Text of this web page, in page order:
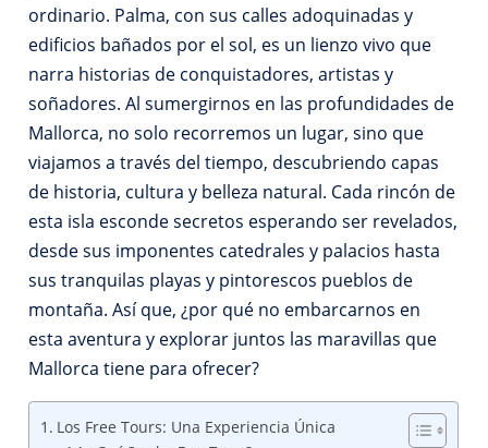
ordinario. Palma, con sus calles adoquinadas y
edificios bañados por el sol, es un lienzo vivo que
narra historias de conquistadores, artistas y
soñadores. Al sumergirnos en las profundidades de
Mallorca, no solo recorremos un lugar, sino que
viajamos a través del tiempo, descubriendo capas
de historia, cultura y belleza natural. Cada rincón de
esta isla esconde secretos esperando ser revelados,
desde sus imponentes catedrales y palacios hasta
sus tranquilas playas y pintorescos pueblos de
montaña. Así que, ¿por qué no embarcarnos en
esta aventura y explorar juntos las maravillas que
Mallorca tiene para ofrecer?
Los Free Tours: Una Experiencia Única